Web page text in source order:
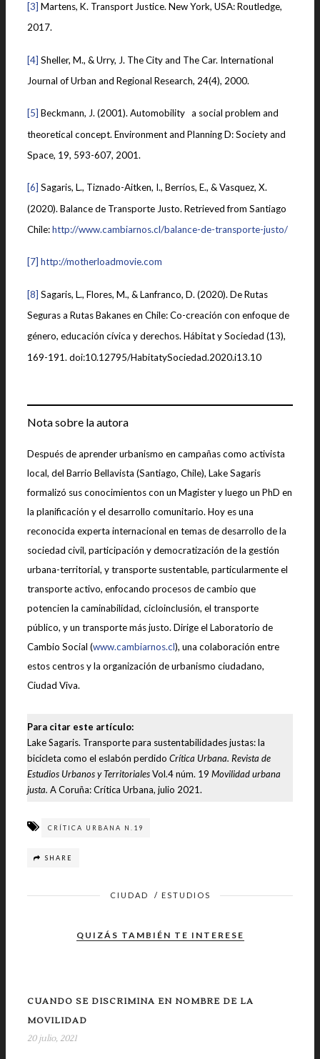
[3] Martens, K. Transport Justice. New York, USA: Routledge,
2017.
[4] Sheller, M., & Urry, J. The City and The Car. International
Journal of Urban and Regional Research, 24(4), 2000.
[5] Beckmann, J. (2001). Automobility a social problem and
theoretical concept. Environment and Planning D: Society and
Space, 19, 593-607, 2001.
[6] Sagaris, L., Tiznado-Aitken, I., Berríos, E., & Vasquez, X.
(2020). Balance de Transporte Justo. Retrieved from Santiago
Chile:http://www.cambiarnos.cl/balance-de-transporte-justo/
[7] http://motherloadmovie.com
[8] Sagaris, L., Flores, M., & Lanfranco, D. (2020). De Rutas
Seguras a Rutas Bakanes en Chile: Co-creación con enfoque de
género, educación cívica y derechos. Hábitat y Sociedad (13),
169-191. doi:10.12795/HabitatySociedad.2020.i13.10
Nota sobre la autora
Después de aprender urbanismo en campañas como activista
local, del Barrio Bellavista (Santiago, Chile), Lake Sagaris
formalizó sus conocimientos con un Magister y luego un PhD en
la planificación y el desarrollo comunitario. Hoy es una
reconocida experta internacional en temas de desarrollo de la
sociedad civil, participación y democratización de la gestión
urbana-territorial, y transporte sustentable, particularmente el
transporte activo, enfocando procesos de cambio que
potencien la caminabilidad, cicloinclusión, el transporte
público, y un transporte más justo. Dirige el Laboratorio de
Cambio Social (www.cambiarnos.cl), una colaboración entre
estos centros y la organización de urbanismo ciudadano,
Ciudad Viva.
Para citar este artículo:
Lake Sagaris. Transporte para sustentabilidades justas: la
bicicleta como el eslabón perdido Crítica Urbana. Revista de
Estudios Urbanos y TerritorialesVol.4 núm. 19 Movilidad urbana
justa. A Coruña: Crítica Urbana, julio 2021.
CRÍTICA URBANA N.19
SHARE
CIUDAD / ESTUDIOS
QUIZÁS TAMBIÉN TE INTERESE
CUANDO SE DISCRIMINA EN NOMBRE DE LA
MOVILIDAD
20 julio, 2021